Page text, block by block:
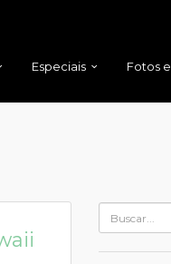
Especiais Fotos